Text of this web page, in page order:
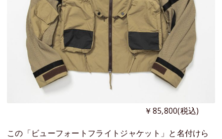
￥85,800(税込)
この「ビューフォートフライトジャケット」と名付けら